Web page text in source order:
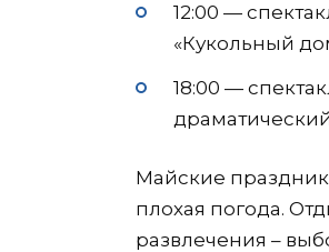
12:00 —
«Кукольный
18:00 —
Майские
плохая погода.
развлечения –